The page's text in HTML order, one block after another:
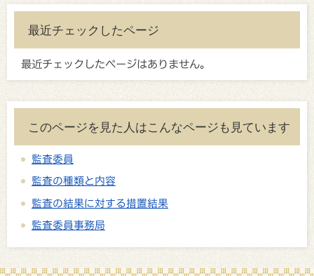
最近チェックしたページ
最近チェックしたページはありません。
このページを見た人はこんなページも見ています
監査委員
監査の種類と内容
監査の結果に対する措置結果
監査委員事務局